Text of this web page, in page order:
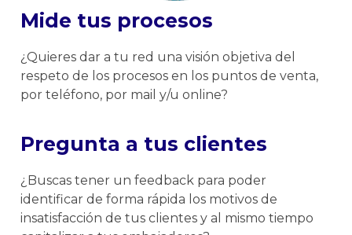
Mide tus procesos
¿Quieres dar a tu red una visión objetiva del
respeto de los procesos en los puntos de venta,
por teléfono, por mail y/u online?
Pregunta a tus clientes
¿Buscas tener un feedback para poder
identificar de forma rápida los motivos de
insatisfacción de tus clientes y al mismo tiempo